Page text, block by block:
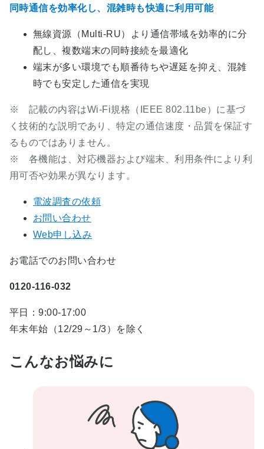
同時通信を効率化し、混雑時も快適に利用可能
無線資源（Multi-RU）より通信帯域を効率的に分
配し、複数端末の同時接続を最適化
端末が多い環境でも順番待ちや遅延を抑え、混雑
時でも安定した通信を実現
※ 記載の内容はWi‑Fi規格（IEEE 802.11be）に基づ
く技術的な説明であり、特定の通信速度・品質を保証す
るものではありません。
※ 各機能は、対応機器および端末、利用条件により利
用可否や効果が異なります。
電波調査の依頼
お問い合わせ
Web申し込み
お電話でのお問い合わせ
0120-116-032
平日：9:00-17:00
年末年始（12/29～1/3）を除く
こんなお悩みに